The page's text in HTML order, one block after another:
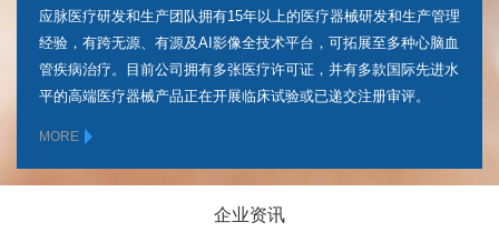
应脉医疗研发和生产团队拥有15年以上的医疗器械研发和⽣产管理
经验，有跨无源、有源及AI影像全技术平台，可拓展至多种心脑血
管疾病治疗。目前公司拥有多张医疗许可证，并有多款国际先进水
平的高端医疗器械产品正在开展临床试验或已递交注册审评。
MORE
企业资讯